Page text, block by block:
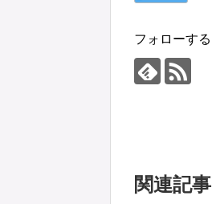
フォローする
関連記事